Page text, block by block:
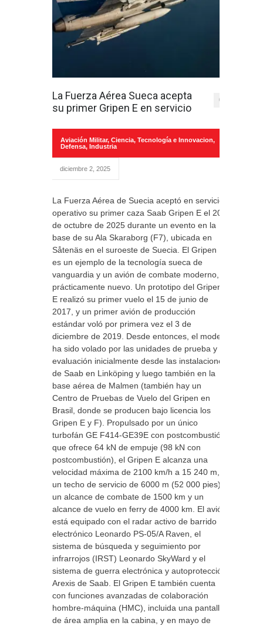
La Fuerza Aérea Sueca acepta
su primer Gripen E en servicio
0
Aviación Militar, Ciencia, Tecnología e Innovacion,
Defensa, Industria
diciembre 2, 2025
La Fuerza Aérea de Suecia aceptó en servicio
operativo su primer caza Saab Gripen E el 20
de octubre de 2025 durante un evento en la
base de su Ala Skaraborg (F7), ubicada en
Såtenäs en el suroeste de Suecia. El Gripen E
es un ejemplo de la tecnología sueca de
vanguardia y un avión de combate moderno,
prácticamente nuevo. Un prototipo del Gripen
E realizó su primer vuelo el 15 de junio de
2017, y un primer avión de producción
estándar voló por primera vez el 3 de
diciembre de 2019. Desde entonces, el modelo
ha sido volado por las unidades de prueba y
evaluación inicialmente desde las instalaciones
de Saab en Linköping y luego también en la
base aérea de Malmen (también hay un
Centro de Pruebas de Vuelo del Gripen en
Brasil, donde se producen bajo licencia los
Gripen E y F). Propulsado por un único
turbofán GE F414-GE39E con postcombustión
que ofrece 64 kN de empuje (98 kN con
postcombustión), el Gripen E alcanza una
velocidad máxima de 2100 km/h a 15 240 m,
un techo de servicio de 6000 m (52 000 pies),
un alcance de combate de 1500 km y un
alcance de vuelo en ferry de 4000 km. El avión
está equipado con el radar activo de barrido
electrónico Leonardo PS-05/A Raven, el
sistema de búsqueda y seguimiento por
infrarrojos (IRST) Leonardo SkyWard y el
sistema de guerra electrónica y autoprotección
Arexis de Saab. El Gripen E también cuenta
con funciones avanzadas de colaboración
hombre-máquina (HMC), incluida una pantalla
de área amplia en la cabina, y en mayo de